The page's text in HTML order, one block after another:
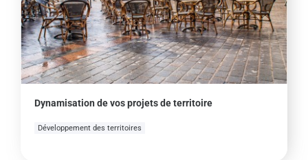
Dynamisation de vos projets de territoire
Développement des territoires